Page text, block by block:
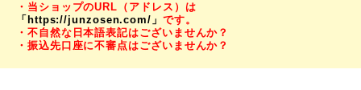
・当ショップのURL（アドレス）は
「https://junzosen.com/」 です。
・不自然な日本語表記はございませんか？
・振込先口座に不審点はございませんか？